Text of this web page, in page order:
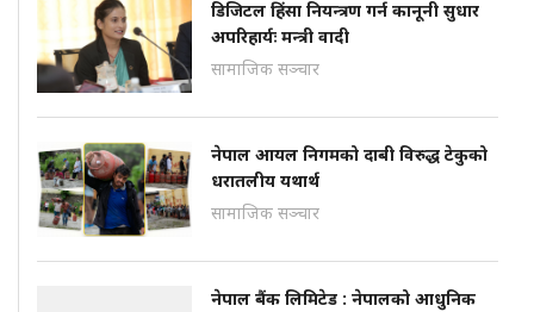
डिजिटल हिंसा नियन्त्रण गर्न कानूनी सुधार
अपरिहार्यः मन्त्री वादी
सामाजिक सञ्चार
नेपाल आयल निगमको दाबी विरुद्ध टेकुको
धरातलीय यथार्थ
सामाजिक सञ्चार
नेपाल बैंक लिमिटेड : नेपालको आधुनिक